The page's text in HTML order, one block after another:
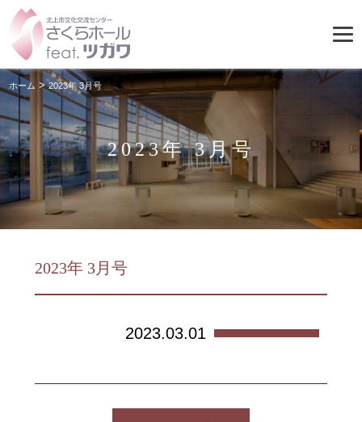
2023年 3月号
ホーム >2023年 3月号
2023年 3月号
2023.03.01